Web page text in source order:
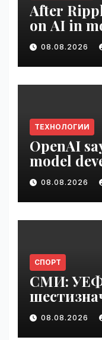
After
on AI in
employee
08.08.2026
ТЕХНОЛОГИИ
OpenAI
model
security
08.08.2026
СПОРТ
СМИ:
08.08.2026